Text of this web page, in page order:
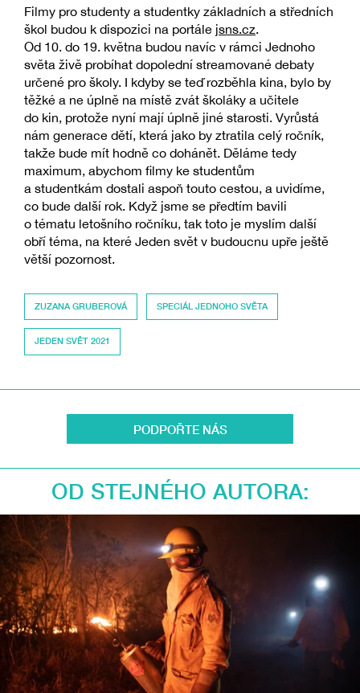
Filmy pro studenty a studentky základních a středních
škol budou k dispozici na portále jsns.cz
Od 10. do 19. května budou navíc v rámci Jednoho
světa živě probíhat dopolední streamované debaty
určené pro školy. I kdyby se teď rozběhla kina, bylo by
těžké a ne úplně na místě zvát školáky a učitele
do kin, protože nyní mají úplně jiné starosti. Vyrůstá
nám generace dětí, která jako by ztratila celý ročník,
takže bude mít hodně co dohánět. Děláme tedy
maximum, abychom filmy ke studentům
a studentkám dostali aspoň touto cestou, a uvidíme,
co bude další rok. Když jsme se předtím bavili
o tématu letošního ročníku, tak toto je myslím další
obří téma, na které Jeden svět v budoucnu upře ještě
větší pozornost.
ZUZANA GRUBEROVÁ SPECIÁL JEDNOHO SVĚTA
JEDEN SVĚT 2021
PODPOŘTE NÁS
OD STEJNÉHO AUTORA: